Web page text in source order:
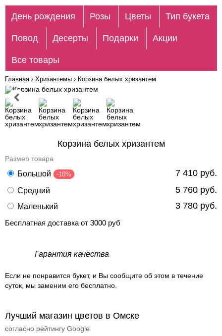
День рождения Розы Цветы Тип букета
Повод Десерты Подарки Акции
Все товары
Главная › Хризантемы › Корзина белых хризантем
Корзина белых хризантем
Размер товара
Большой -10% 7 410 руб.
Средний 5 760 руб.
Маленький 3 780 руб.
Бесплатная доставка от 3000 руб
Гарантия качества
Если не понравится букет, и Вы сообщите об этом в течение
суток, мы заменим его бесплатно.
Лучший магазин цветов в Омске
согласно рейтингу Google